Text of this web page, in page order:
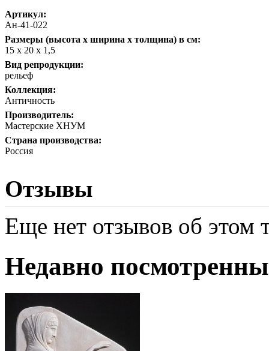
Артикул:
Ан-41-022
Размеры (высота х ширина х толщина) в см:
15 х 20 х 1,5
Вид репродукции:
рельеф
Коллекция:
Античность
Производитель:
Мастерские ХНУМ
Страна производства:
Россия
Отзывы
Еще нет отзывов об этом
Недавно